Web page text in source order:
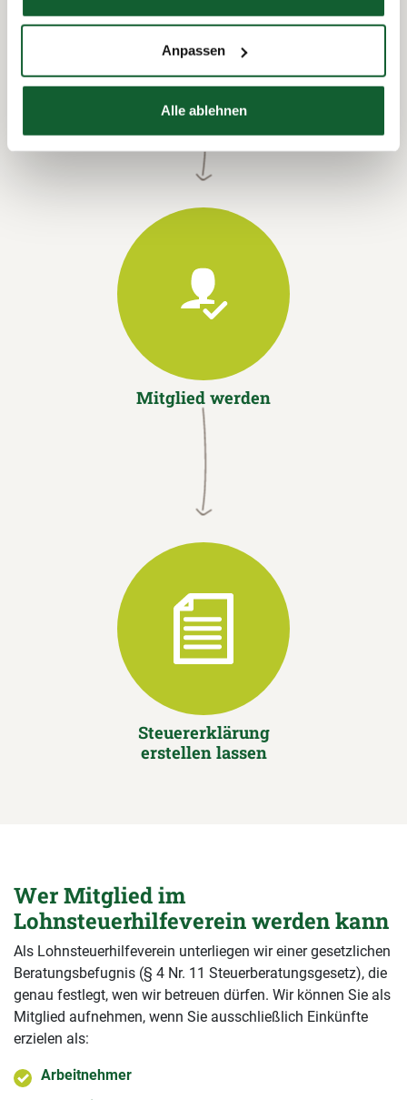
Anpassen
Alle ablehnen
Termin vereinbaren
Mitglied werden
Steuererklärung
erstellen lassen
Wer Mitglied im
Lohnsteuerhilfeverein werden kann
Als Lohnsteuerhilfeverein unterliegen wir einer gesetzlichen
Beratungsbefugnis (§ 4 Nr. 11 Steuerberatungsgesetz), die
genau festlegt, wen wir betreuen dürfen. Wir können Sie als
Mitglied aufnehmen, wenn Sie ausschließlich Einkünfte
erzielen als:
Arbeitnehmer